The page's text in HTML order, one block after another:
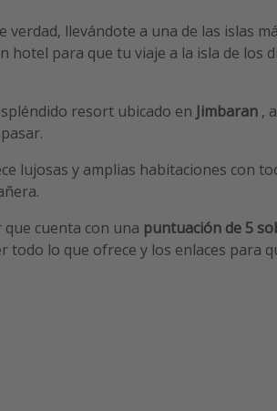
llevándote a una de las islas
hotel para que tu viaje a la isla de los
resort ubicado en Jimbaran ,
lujosas y amplias habitaciones con
cuenta con una puntuación de 5
todo lo que ofrece y los enlaces para